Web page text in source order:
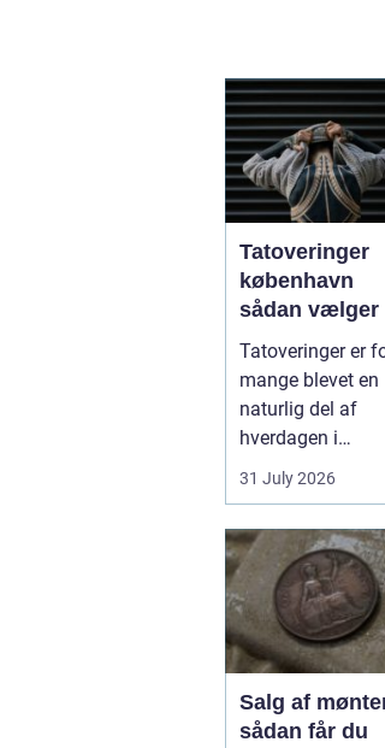
Tatoveringer
københavn
sådan vælger
det rigtige
Tatoveringer er
mange blevet en
naturlig del af
hverdagen i
København. Byen
fyldt med
31 July 2026
Salg af
sådan får du